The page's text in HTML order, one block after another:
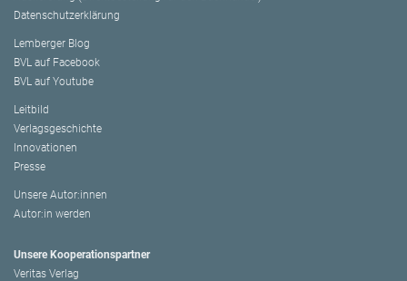
Datenschutzerklärung
Lemberger Blog
BVL auf Facebook
BVL auf Youtube
Leitbild
Verlagsgeschichte
Innovationen
Presse
Unsere Autor:innen
Autor:in werden
Unsere Kooperationspartner
Veritas Verlag